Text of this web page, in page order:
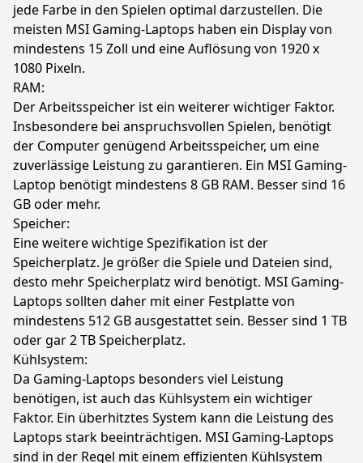
jede Farbe in den Spielen optimal darzustellen. Die
meisten MSI Gaming-Laptops haben ein Display von
mindestens 15 Zoll und eine Auflösung von 1920 x
1080 Pixeln.
RAM:
Der Arbeitsspeicher ist ein weiterer wichtiger Faktor.
Insbesondere bei anspruchsvollen Spielen, benötigt
der Computer genügend Arbeitsspeicher, um eine
zuverlässige Leistung zu garantieren. Ein MSI Gaming-
Laptop benötigt mindestens 8 GB RAM. Besser sind 16
GB oder mehr.
Speicher:
Eine weitere wichtige Spezifikation ist der
Speicherplatz. Je größer die Spiele und Dateien sind,
desto mehr Speicherplatz wird benötigt. MSI Gaming-
Laptops sollten daher mit einer Festplatte von
mindestens 512 GB ausgestattet sein. Besser sind 1 TB
oder gar 2 TB Speicherplatz.
Kühlsystem:
Da Gaming-Laptops besonders viel Leistung
benötigen, ist auch das Kühlsystem ein wichtiger
Faktor. Ein überhitztes System kann die Leistung des
Laptops stark beeinträchtigen. MSI Gaming-Laptops
sind in der Regel mit einem effizienten Kühlsystem